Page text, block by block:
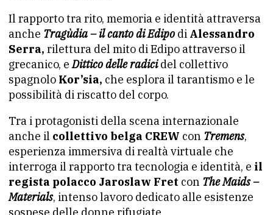
Il rapporto tra rito, memoria e identità attraversa
anche Tragùdia – il canto di Edipo di Alessandro
Serra, rilettura del mito di Edipo attraverso il
grecanico, eDittico delle radici del collettivo
spagnolo Kor’sia, che esplora il tarantismo e le
possibilità di riscatto del corpo.
Tra i protagonisti della scena internazionale
anche il collettivo belga CREW con Tremens,
esperienza immersiva di realtà virtuale che
interroga il rapporto tra tecnologia e identità, e il
regista polacco Jaroslaw Fret con The Maids –
Materials, intenso lavoro dedicato alle esistenze